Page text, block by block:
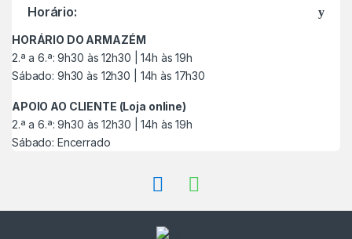
r
Horário:
HORÁRIO DO ARMAZÉM
2.ª a 6.ª: 9h30 às 12h30 | 14h às 19h
Sábado: 9h30 às 12h30 | 14h às 17h30
APOIO AO CLIENTE (Loja online)
2.ª a 6.ª: 9h30 às 12h30 | 14h às 19h
Sábado: Encerrado